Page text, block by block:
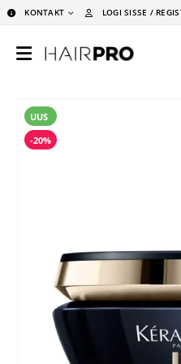
KONTAKT LOGI SISSE /
UUS
-20%